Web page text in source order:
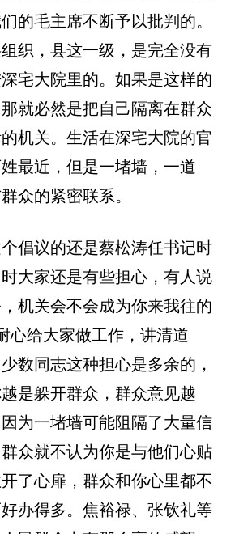
的毛主席不断予以批判的。
织，县这一级，是完全没有
宅大院里的。如果是这样的
就必然是把自己隔离在群众
机关。生活在深宅大院的官
最近，但是一堵墙，一道
众的紧密联系。
倡议的还是蔡松涛任书记时
大家还是有些担心，有人说
机关会不会成为你来我往的
心给大家做工作，讲清道
数同志这种担心是多余的，
是躲开群众，群众意见越
为一堵墙可能阻隔了大量信
众就不认为你是与他们心贴
了心扉，群众和你心里都不
办得多。焦裕禄、张钦礼等